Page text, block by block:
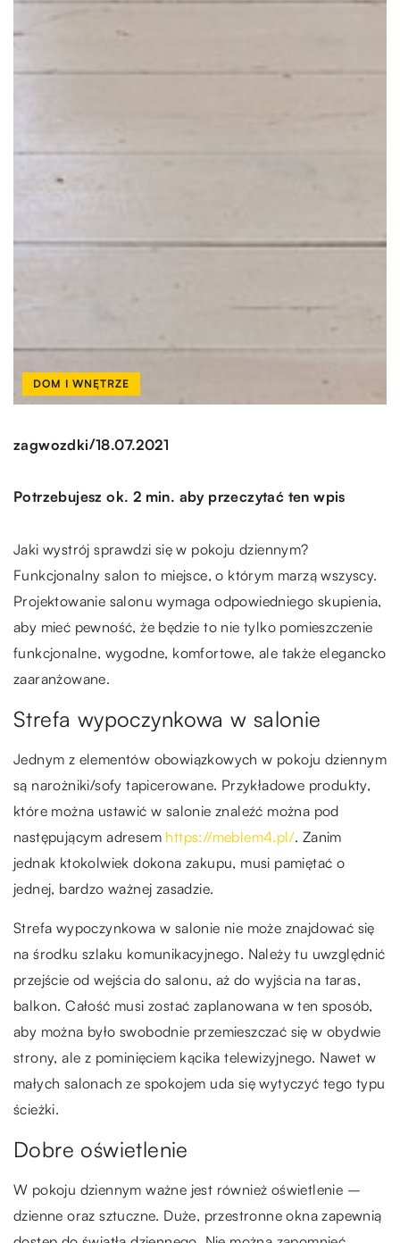
DOM I WNĘTRZE
zagwozdki/18.07.2021
Potrzebujesz ok. 2 min. aby przeczytać ten wpis
Jaki wystrój sprawdzi się w pokoju dziennym?
Funkcjonalny salon to miejsce, o którym marzą wszyscy.
Projektowanie salonu wymaga odpowiedniego skupienia,
aby mieć pewność, że będzie to nie tylko pomieszczenie
funkcjonalne, wygodne, komfortowe, ale także elegancko
zaaranżowane.
Strefa wypoczynkowa w salonie
Jednym z elementów obowiązkowych w pokoju dziennym
są narożniki/sofy tapicerowane. Przykładowe produkty,
które można ustawić w salonie znaleźć można pod
następującym adresem https://meblem4.pl/. Zanim
jednak ktokolwiek dokona zakupu, musi pamiętać o
jednej, bardzo ważnej zasadzie.
Strefa wypoczynkowa w salonie nie może znajdować się
na środku szlaku komunikacyjnego. Należy tu uwzględnić
przejście od wejścia do salonu, aż do wyjścia na taras,
balkon. Całość musi zostać zaplanowana w ten sposób,
aby można było swobodnie przemieszczać się w obydwie
strony, ale z pominięciem kącika telewizyjnego. Nawet w
małych salonach ze spokojem uda się wytyczyć tego typu
ścieżki.
Dobre oświetlenie
W pokoju dziennym ważne jest również oświetlenie –
dzienne oraz sztuczne. Duże, przestronne okna zapewnią